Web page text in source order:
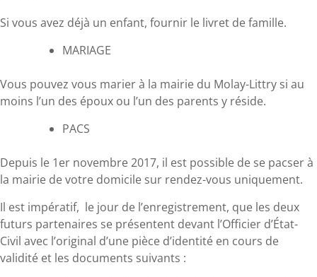
Si vous avez déjà un enfant, fournir le livret de famille.
MARIAGE
Vous pouvez vous marier à la mairie du Molay-Littry si au
moins l’un des époux ou l’un des parents y réside.
PACS
Depuis le 1er novembre 2017, il est possible de se pacser à
la mairie de votre domicile sur rendez-vous uniquement.
Il est impératif, le jour de l’enregistrement, que les deux
futurs partenaires se présentent devant l’Officier d’État-
Civil avec l’original d’une pièce d’identité en cours de
validité et les documents suivants :